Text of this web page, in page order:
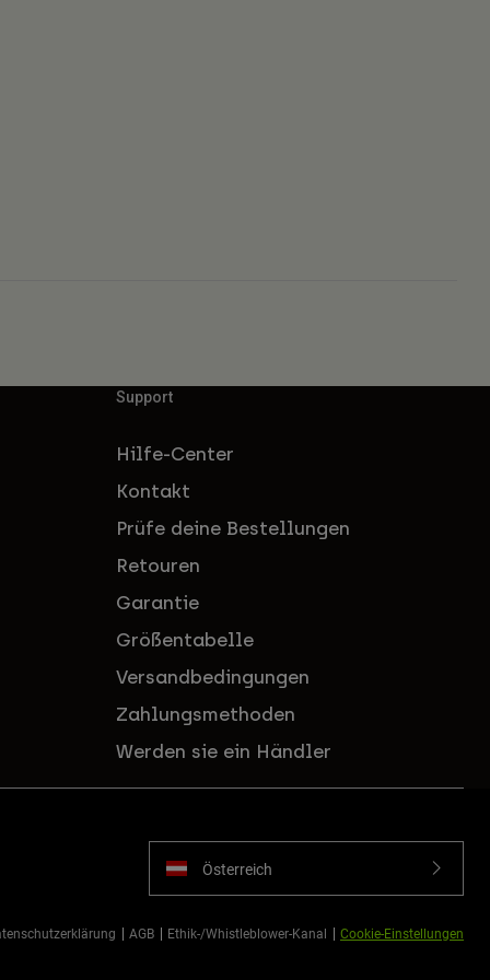
Support
Hilfe-Center
Kontakt
Prüfe deine Bestellungen
Retouren
Garantie
Größentabelle
Versandbedingungen
Zahlungsmethoden
Werden sie ein Händler
Österreich
AGB Ethik-/Whistleblower-Kanal Cookie-Einstellungen